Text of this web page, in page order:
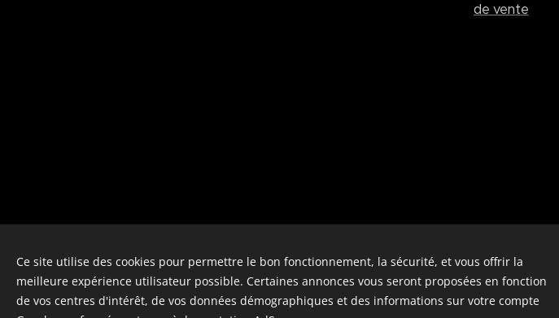
de vente
Ce site utilise des cookies pour permettre le bon fonctionnement, la sécurité, et vous offrir la
meilleure expérience utilisateur possible. Certaines annonces vous seront proposées en fonction
de vos centres d'intérêt, de vos données démographiques et des informations sur votre compte